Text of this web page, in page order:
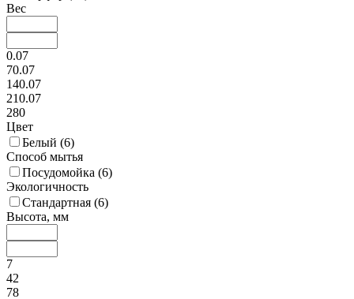
Вес
0.07
70.07
140.07
210.07
280
Цвет
Белый (6)
Способ мытья
Посудомойка (6)
Экологичность
Стандартная (6)
Высота, мм
7
42
78